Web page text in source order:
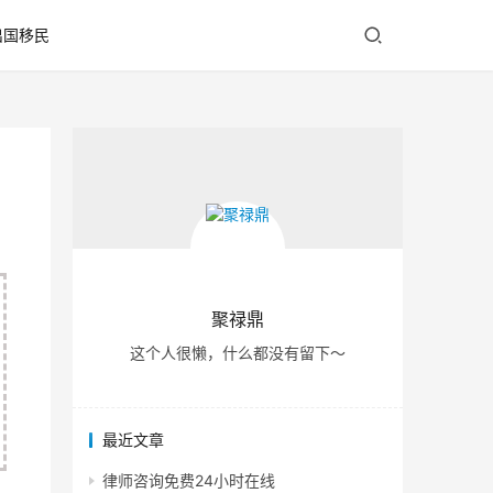
国移民
聚禄鼎
这个人很懒，什么都没有留下～
最近文章
律师咨询免费24小时在线